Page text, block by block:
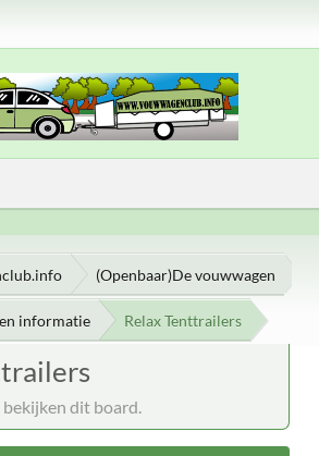
(Openbaar)De vouwwagen
informatie Relax Tenttrailers
dit board.